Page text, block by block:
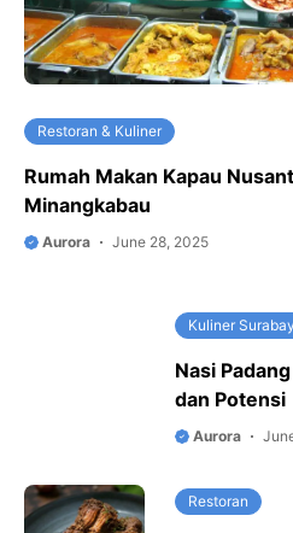
Restoran & Kuliner
Rumah Makan Kapau
Minangkabau
Aurora June 28, 2025
Kuliner
Nasi
dan Potensi
Aurora
Restoran